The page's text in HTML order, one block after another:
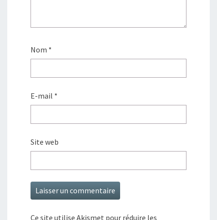
Nom *
E-mail *
Site web
Ce site utilise Akismet pour réduire les